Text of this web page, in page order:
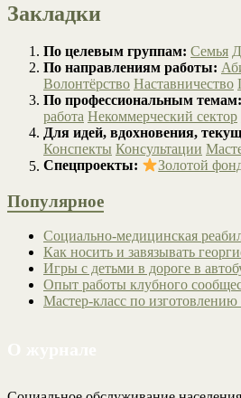
Закладки
По целевым группам: Семья
По направлениям работы:
Волонтёрство Наставничество
По профессиональным темам:
работа Некоммерческий сектор
Для идей, вдохновения,
Конспекты Консультации
Спецпроекты:
Золотой
Популярное
Социально-медицинская
Как носить и завязывать
Игры с детьми в дороге в
Опыт работы клубного
Мастер-класс по